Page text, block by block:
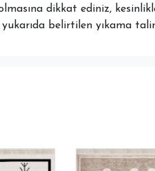
dikkat ediniz,
belirtilen yıkama